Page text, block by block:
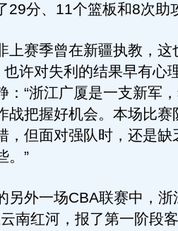
29分、11个篮板和8次助
赛季曾在新疆执教，这
也许对失利的结果早有心
：“浙江广厦是一支新军
战把握好机会。本场比赛
，但面对强队时，还是缺
。”
外一场CBA联赛中，浙
南红河，报了第一阶段